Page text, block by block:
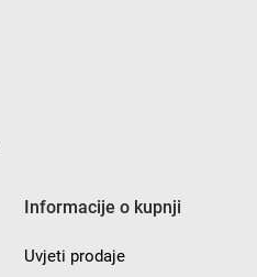
Informacije o kupnji
Uvjeti prodaje